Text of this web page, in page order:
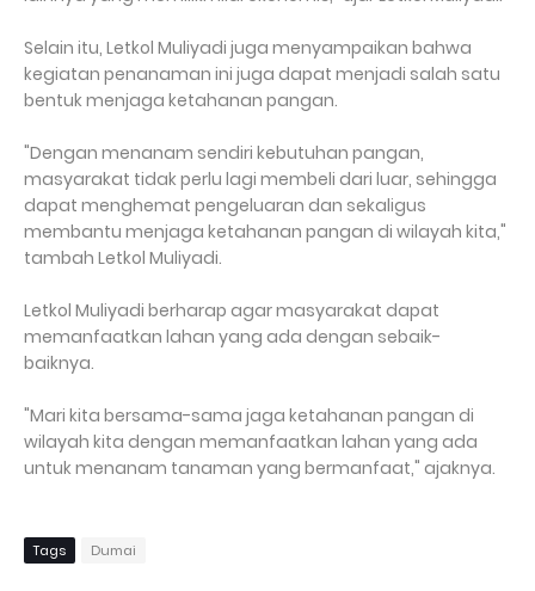
Selain itu, Letkol Muliyadi juga menyampaikan bahwa
kegiatan penanaman ini juga dapat menjadi salah satu
bentuk menjaga ketahanan pangan.
"Dengan menanam sendiri kebutuhan pangan,
masyarakat tidak perlu lagi membeli dari luar, sehingga
dapat menghemat pengeluaran dan sekaligus
membantu menjaga ketahanan pangan di wilayah kita,"
tambah Letkol Muliyadi.
Letkol Muliyadi berharap agar masyarakat dapat
memanfaatkan lahan yang ada dengan sebaik-
baiknya.
"Mari kita bersama-sama jaga ketahanan pangan di
wilayah kita dengan memanfaatkan lahan yang ada
untuk menanam tanaman yang bermanfaat," ajaknya.
Tags Dumai